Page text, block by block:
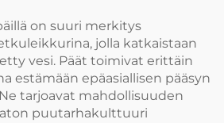
on suuri merkitys
jolla katkaistaan
vesi. Päät toimivat erittäin
estämään epäasiallisen pääsyn
tarjoavat mahdollisuuden
puutarhakulttuuri